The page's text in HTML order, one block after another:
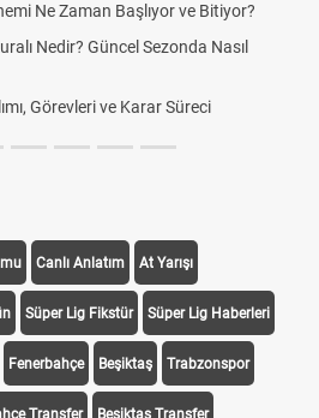
Ne Zaman Başlıyor ve Bitiyor?
Nedir? Güncel Sezonda Nasıl
Görevleri ve Karar Süreci
Canlı Anlatım At Yarışı
Süper Lig Fikstür Süper Lig Haberleri
Fenerbahçe Beşiktaş Trabzonspor
Transfer Beşiktaş Transfer